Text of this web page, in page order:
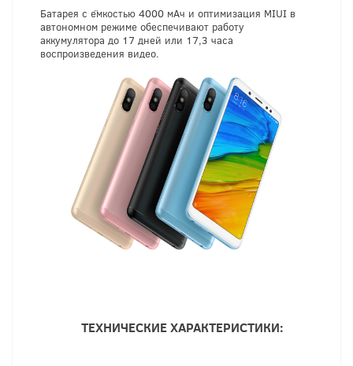
Батарея с ёмкостью 4000 мАч и оптимизация MIUI в
автономном режиме обеспечивают работу
аккумулятора до 17 дней или 17,3 часа
воспроизведения видео.
ТЕХНИЧЕСКИЕ ХАРАКТЕРИСТИКИ: